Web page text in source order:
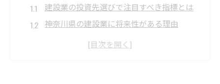
建設業の投資先選びで注目すべき指標とは
神奈川県の建設業に将来性がある理由
人口動態から見る建設業投資の可能性